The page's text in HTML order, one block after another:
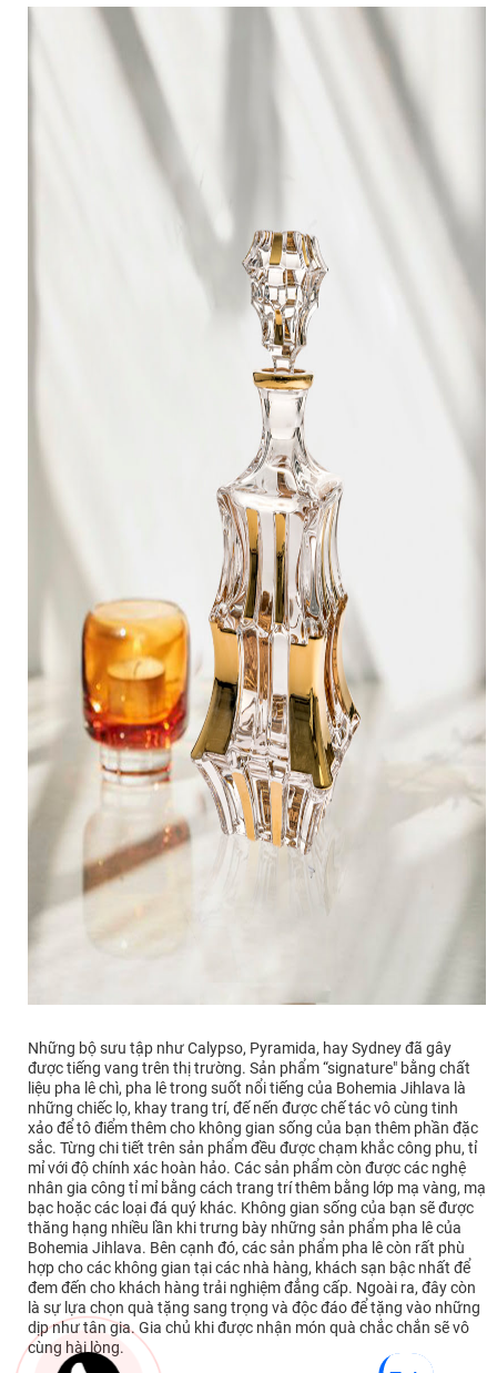
Những bộ sưu tập như Calypso, Pyramida, hay Sydney đã gây
được tiếng vang trên thị trường. Sản phẩm “signature" bằng chất
liệu pha lê chì, pha lê trong suốt nổi tiếng của Bohemia Jihlava là
những chiếc lọ, khay trang trí, đế nến được chế tác vô cùng tinh
xảo để tô điểm thêm cho không gian sống của bạn thêm phần đặc
sắc. Từng chi tiết trên sản phẩm đều được chạm khắc công phu, tỉ
mỉ với độ chính xác hoàn hảo. Các sản phẩm còn được các nghệ
nhân gia công tỉ mỉ bằng cách trang trí thêm bằng lớp mạ vàng, mạ
bạc hoặc các loại đá quý khác. Không gian sống của bạn sẽ được
thăng hạng nhiều lần khi trưng bày những sản phẩm pha lê của
Bohemia Jihlava. Bên cạnh đó, các sản phẩm pha lê còn rất phù
hợp cho các không gian tại các nhà hàng, khách sạn bậc nhất để
đem đến cho khách hàng trải nghiệm đẳng cấp. Ngoài ra, đây còn
là sự lựa chọn quà tặng sang trọng và độc đáo để tặng vào những
dịp như tân gia. Gia chủ khi được nhận món quà chắc chắn sẽ vô
cùng hài lòng.